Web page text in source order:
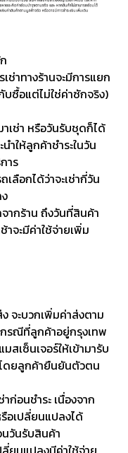
เช่าทางร้านจะมีการแยก
บซื้อแต่ไม่ใช่ค่าซักจริง)
เช่า หรือวันรับชุดก็ได้
ำให้ลูกค้าชำระในวัน
าร
เลือกได้ว่าจะเช่ากี่วัน
ากร้าน ถึงวันที่สินค้า
จะมีค่าใช้จ่ายเพิ่ม
จะบวกเพิ่มค่าส่งตาม
กรณีที่ลูกค้าอยู่กรุงเทพ
สเซ็นเจอร์ให้เข้ามารับ
โดยลูกค้ายืนยันตัวตน
ก่อนชำระ เนื่องจาก
อเปลี่ยนแปลงได้
วันรับสินค้า